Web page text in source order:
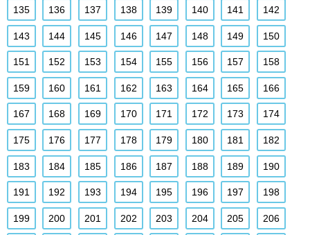
135 136 137 138 139 140 141 142
143 144 145 146 147 148 149 150
151 152 153 154 155 156 157 158
159 160 161 162 163 164 165 166
167 168 169 170 171 172 173 174
175 176 177 178 179 180 181 182
183 184 185 186 187 188 189 190
191 192 193 194 195 196 197 198
199 200 201 202 203 204 205 206